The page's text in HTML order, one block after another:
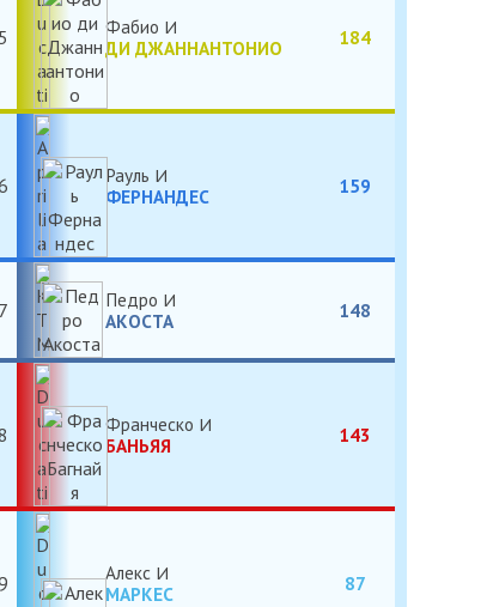
5
Фабио
ДИ ДЖАННАНТОНИО
184
Рауль
ФЕРНАНДЕС
159
7
Педро
АКОСТА
148
Франческо
БАНЬЯЯ
143
Алекс
МАРКЕС
87